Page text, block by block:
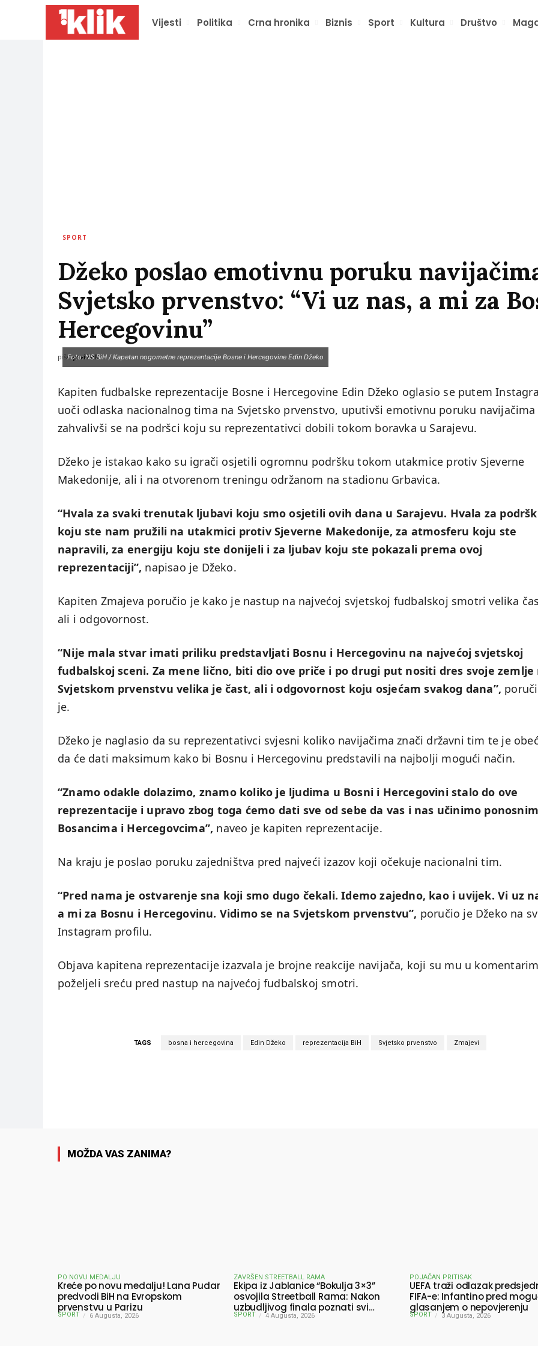
Vijesti Politika Crna hronika Biznis Sport Kultura Društvo
SPORT
Džeko poslao emotivnu poruku
Svjetsko prvenstvo: “Vi uz nas, a mi za
Hercegovinu”
piše:prviklik
Foto: NS BiH / Kapetan nogometne reprezentacije Bosne i Hercegovine Edin Džeko
Kapiten fudbalske reprezentacije Bosne i Hercegovine Edin Džeko oglasio se putem
uoči odlaska nacionalnog tima na Svjetsko prvenstvo, uputivši emotivnu poruku navijačima
zahvalivši se na podršci koju su reprezentativci dobili tokom boravka u Sarajevu.
Džeko je istakao kako su igrači osjetili ogromnu podršku tokom utakmice protiv Sjeverne
Makedonije, ali i na otvorenom treningu održanom na stadionu Grbavica.
“Hvala za svaki trenutak ljubavi koju smo osjetili ovih dana u Sarajevu. Hvala za
koju ste nam pružili na utakmici protiv Sjeverne Makedonije, za atmosferu koju ste
napravili, za energiju koju ste donijeli i za ljubav koju ste pokazali prema ovoj
reprezentaciji”, napisao je Džeko.
Kapiten Zmajeva poručio je kako je nastup na najvećoj svjetskoj fudbalskoj smotri velika
ali i odgovornost.
“Nije mala stvar imati priliku predstavljati Bosnu i Hercegovinu na najvećoj svjetskoj
fudbalskoj sceni. Za mene lično, biti dio ove priče i po drugi put nositi dres svoje zemlje
Svjetskom prvenstvu velika je čast, ali i odgovornost koju osjećam svakog dana”,
je.
Džeko je naglasio da su reprezentativci svjesni koliko navijačima znači državni tim te je
da će dati maksimum kako bi Bosnu i Hercegovinu predstavili na najbolji mogući način.
“Znamo odakle dolazimo, znamo koliko je ljudima u Bosni i Hercegovini stalo do ove
reprezentacije i upravo zbog toga ćemo dati sve od sebe da vas i nas učinimo ponosnim
Bosancima i Hercegovcima”, naveo je kapiten reprezentacije.
Na kraju je poslao poruku zajedništva pred najveći izazov koji očekuje nacionalni tim.
“Pred nama je ostvarenje sna koji smo dugo čekali. Idemo zajedno, kao i uvijek. Vi uz
a mi za Bosnu i Hercegovinu. Vidimo se na Svjetskom prvenstvu”, poručio je Džeko na
Instagram profilu.
Objava kapitena reprezentacije izazvala je brojne reakcije navijača, koji su mu u
poželjeli sreću pred nastup na najvećoj fudbalskoj smotri.
TAGS bosna i hercegovina Edin Džeko reprezentacija BiH Svjetsko prvenstvo Zmajevi
MOŽDA VAS ZANIMA?
PO NOVU MEDALJU
Kreće po novu medalju! Lana Pudar
predvodi BiH na Evropskom
prvenstvu u Parizu
SPORT 6 Augusta, 2026
ZAVRŠEN STREETBALL RAMA
Ekipa iz Jablanice “Bokulja 3×3”
osvojila Streetball Rama: Nakon
uzbudljivog finala poznati svi
pobjednici turnira
SPORT 4 Augusta, 2026
POJAČAN PRITISAK
UEFA traži odlazak
FIFA-e: Infantino pred
glasanjem o nepovjerenju
SPORT 3 Augusta, 2026